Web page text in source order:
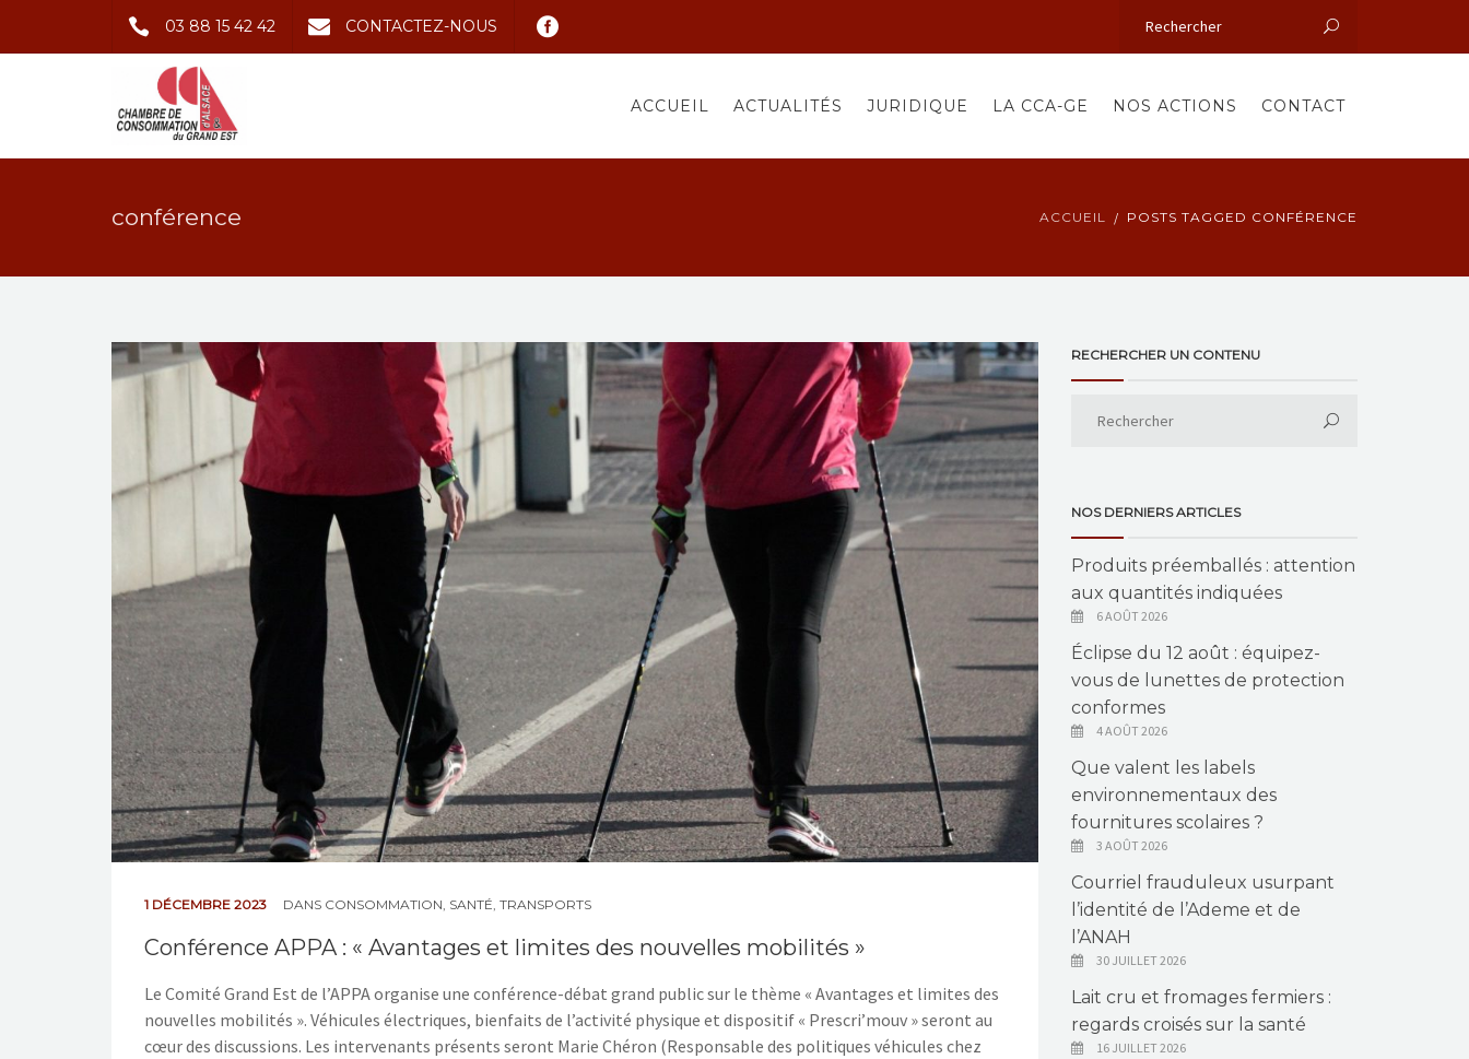
03 88 15 42 42 CONTACTEZ-NOUS
ACCUEIL ACTUALITÉS JURIDIQUE LA CCA-GE NOS ACTIONS CONTACT
conférence ACCUEIL POSTS TAGGED CONFÉRENCE
1 DÉCEMBRE 2023 DANS CONSOMMATION SANTÉ TRANSPORTS
Conférence APPA : « Avantages et limites des nouvelles mobilités »
Le Comité Grand Est de l’APPA organise une conférence-débat grand public sur le thème « Avantages et limites des
nouvelles mobilités ». Véhicules électriques, bienfaits de l’activité physique et dispositif « Prescri’mouv » seront au
cœur des discussions. Les intervenants présents seront Marie Chéron (Responsable des politiques véhicules chez
RECHERCHER UN CONTENU
NOS DERNIERS ARTICLES
Produits préemballés : attention
aux quantités indiquées
6 AOÛT 2026
Éclipse du 12 août : équipez-
vous de lunettes de protection
conformes
4 AOÛT 2026
Que valent les labels
environnementaux des
fournitures scolaires ?
3 AOÛT 2026
Courriel frauduleux usurpant
l’identité de l’Ademe et de
l’ANAH
30 JUILLET 2026
Lait cru et fromages fermiers :
regards croisés sur la santé
16 JUILLET 2026